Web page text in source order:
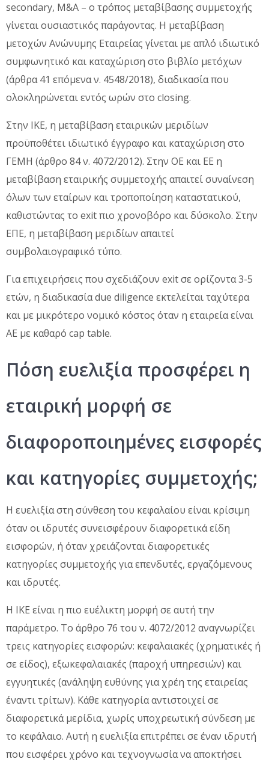
secondary, M&A – ο τρόπος μεταβίβασης συμμετοχής
γίνεται ουσιαστικός παράγοντας. Η μεταβίβαση
μετοχών Ανώνυμης Εταιρείας γίνεται με απλό ιδιωτικό
συμφωνητικό και καταχώριση στο βιβλίο μετόχων
(άρθρα 41 επόμενα ν. 4548/2018), διαδικασία που
ολοκληρώνεται εντός ωρών στο closing.
Στην ΙΚΕ, η μεταβίβαση εταιρικών μεριδίων
προϋποθέτει ιδιωτικό έγγραφο και καταχώριση στο
ΓΕΜΗ (άρθρο 84 ν. 4072/2012). Στην ΟΕ και ΕΕ η
μεταβίβαση εταιρικής συμμετοχής απαιτεί συναίνεση
όλων των εταίρων και τροποποίηση καταστατικού,
καθιστώντας το exit πιο χρονοβόρο και δύσκολο. Στην
ΕΠΕ, η μεταβίβαση μεριδίων απαιτεί
συμβολαιογραφικό τύπο.
Για επιχειρήσεις που σχεδιάζουν exit σε ορίζοντα 3-5
ετών, η διαδικασία due diligence εκτελείται ταχύτερα
και με μικρότερο νομικό κόστος όταν η εταιρεία είναι
ΑΕ με καθαρό cap table.
Πόση ευελιξία προσφέρει η
εταιρική μορφή σε
διαφοροποιημένες εισφορές
και κατηγορίες συμμετοχής;
Η ευελιξία στη σύνθεση του κεφαλαίου είναι κρίσιμη
όταν οι ιδρυτές συνεισφέρουν διαφορετικά είδη
εισφορών, ή όταν χρειάζονται διαφορετικές
κατηγορίες συμμετοχής για επενδυτές, εργαζόμενους
και ιδρυτές.
Η ΙΚΕ είναι η πιο ευέλικτη μορφή σε αυτή την
παράμετρο. Το άρθρο 76 του ν. 4072/2012 αναγνωρίζει
τρεις κατηγορίες εισφορών: κεφαλαιακές (χρηματικές ή
σε είδος), εξωκεφαλαιακές (παροχή υπηρεσιών) και
εγγυητικές (ανάληψη ευθύνης για χρέη της εταιρείας
έναντι τρίτων). Κάθε κατηγορία αντιστοιχεί σε
διαφορετικά μερίδια, χωρίς υποχρεωτική σύνδεση με
το κεφάλαιο. Αυτή η ευελιξία επιτρέπει σε έναν ιδρυτή
που εισφέρει χρόνο και τεχνογνωσία να αποκτήσει